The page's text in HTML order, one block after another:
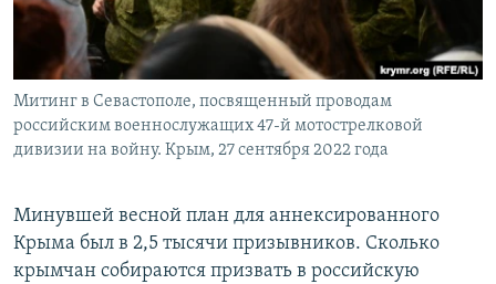
Митинг в Севастополе, посвященный проводам
российским военнослужащих 47-й мотострелковой
дивизии на войну. Крым, 27 сентября 2022 года
Минувшей весной план для аннексированного
Крыма был в 2,5 тысячи призывников. Сколько
крымчан собираются призвать в российскую